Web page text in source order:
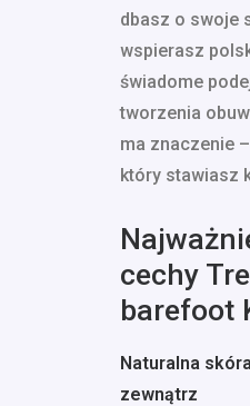
dbasz o swoje
wspierasz
świadome
tworzenia
ma znaczenie
który stawiasz
cechy
barefoot
Naturalna
zewnątrz